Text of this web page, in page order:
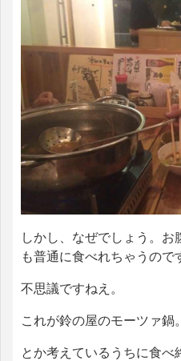
しかし、なぜでしょう。
も普通に食べれちゃうので
不思議ですねえ。
これが鈴の屋のモーツァ鍋
とか考えているうちに食べ